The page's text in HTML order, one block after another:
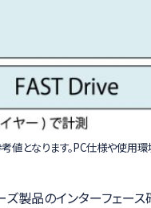
となります。PC仕様や使用環
製品のインターフェー